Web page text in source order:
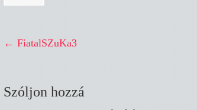
← FiatalSZuKa3
Szóljon hozzá